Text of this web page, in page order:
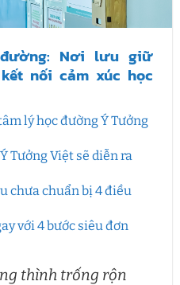
Nơi lưu giữ
nối cảm xúc học
lý học đường Ý Tưởng
Tưởng Việt sẽ diễn ra
chưa chuẩn bị 4 điều
với 4 bước siêu đơn
thình trống rộn